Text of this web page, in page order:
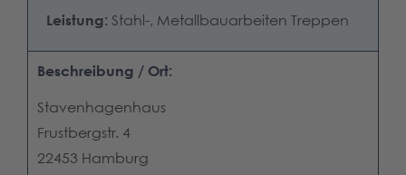
Leistung: Stahl-, Metallbauarbeiten Treppen
Beschreibung / Ort:
Stavenhagenhaus
Frustbergstr. 4
22453 Hamburg